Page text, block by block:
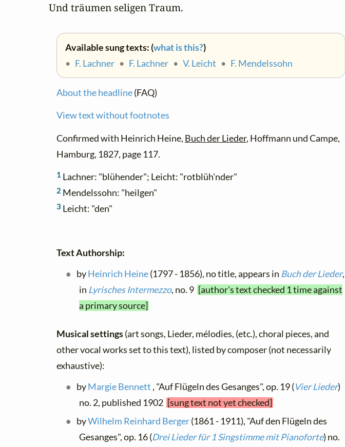
Und träumen seligen Traum.
Available sung texts: (what is this?)
• F. Lachner • F. Lachner • V. Leicht • F. Mendelssohn
About the headline(FAQ)
View text without footnotes
Confirmed with Heinrich Heine, Buch der Lieder, Hoffmann und Campe,
Hamburg, 1827, page 117.
1 Lachner: "blühender"; Leicht: "rotblüh'nder"
2 Mendelssohn: "heilgen"
3 Leicht: "den"
Text Authorship:
byHeinrich Heine(1797 - 1856), no title, appears in Buch der Lieder,
in Lyrisches Intermezzo, no. 9 [author's text checked 1 time against
a primary source]
Musical settings(art songs, Lieder, mélodies, (etc.), choral pieces, and
other vocal works set to this text), listed by composer (not necessarily
exhaustive):
byMargie Bennett , "Auf Flügeln des Gesanges", op. 19 (Vier Lieder)
no. 2, published 1902 [sung text not yet checked]
byWilhelm Reinhard Berger(1861 - 1911), "Auf den Flügeln des
Gesanges", op. 16 (Drei Lieder für 1 Singstimme mit Pianoforte) no.